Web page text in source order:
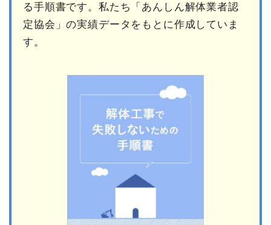
る手順書です。私たち「あんしん解体業者認
定協会」の実績データをもとに作成していま
す。